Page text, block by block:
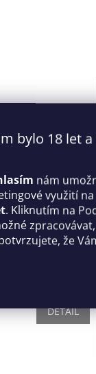
bylo 18 let
nám
využití
. Kliknutím na
že
Obsessive
DETAIL